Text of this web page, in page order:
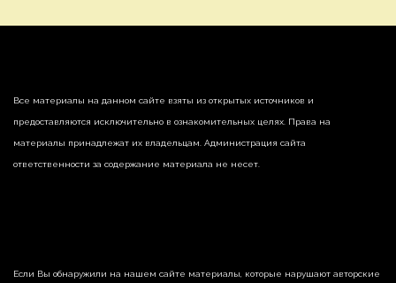
Все материалы на данном сайте взяты из открытых источников и
предоставляются исключительно в ознакомительных целях. Права на
материалы принадлежат их владельцам. Администрация сайта
ответственности за содержание материала не несет.
Если Вы обнаружили на нашем сайте материалы, которые нарушают авторские